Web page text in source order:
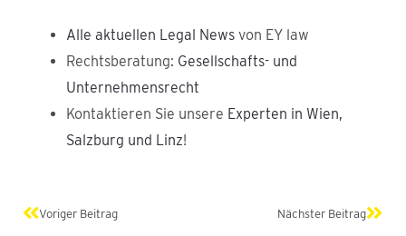
Alle aktuellen Legal News von EY law
Rechtsberatung: Gesellschafts- und
Unternehmensrecht
Kontaktieren Sie unsere Experten in Wien,
Salzburg und Linz!
Zurück
Voriger Beitrag Nächster Beitrag